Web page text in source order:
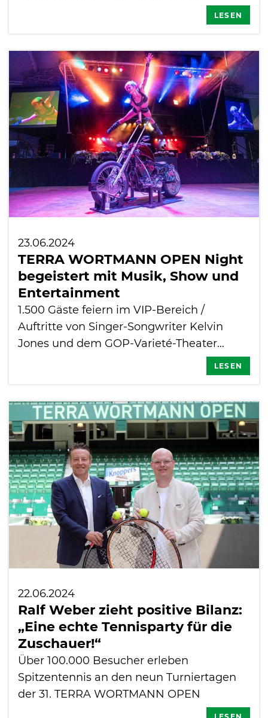
LESEN
23.06.2024
TERRA WORTMANN OPEN Night
begeistert mit Musik, Show und
Entertainment
1.500 Gäste feiern im VIP-Bereich /
Auftritte von Singer-Songwriter Kelvin
Jones und dem GOP-Varieté-Theater…
LESEN
22.06.2024
Ralf Weber zieht positive Bilanz:
„Eine echte Tennisparty für die
Zuschauer!“
Über 100.000 Besucher erleben
Spitzentennis an den neun Turniertagen
der 31. TERRA WORTMANN OPEN